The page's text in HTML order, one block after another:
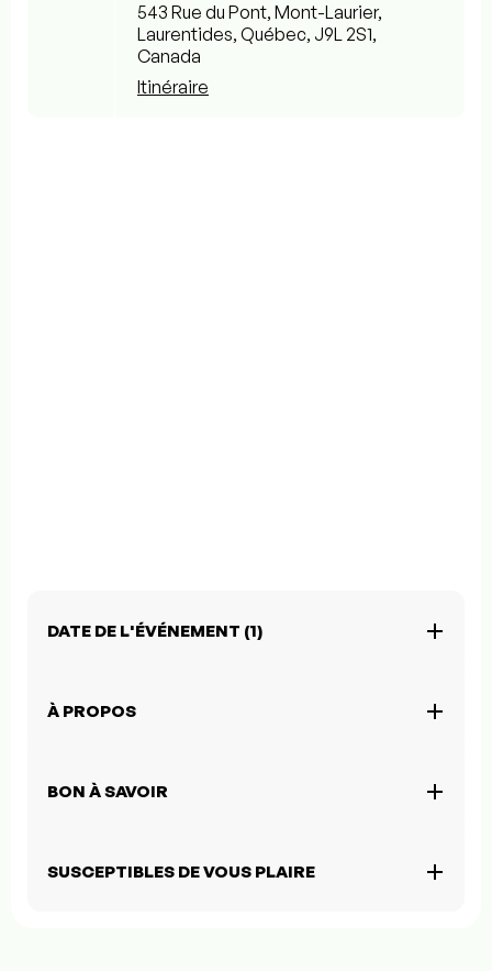
543 Rue du Pont, Mont-Laurier,
Laurentides, Québec, J9L 2S1,
Canada
Itinéraire
DATE DE L'ÉVÉNEMENT (1)
À PROPOS
BON À SAVOIR
SUSCEPTIBLES DE VOUS PLAIRE